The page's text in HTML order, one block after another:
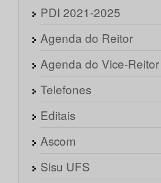
PDI 2021-2025
Agenda do Reitor
Agenda do Vice-Reitor
Telefones
Editais
Ascom
Sisu UFS